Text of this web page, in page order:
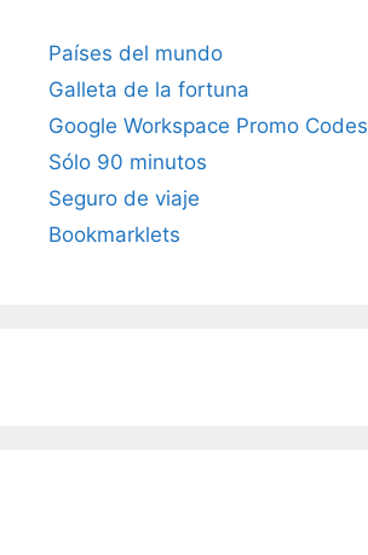
Países del mundo
Galleta de la fortuna
Google Workspace Promo Codes
Sólo 90 minutos
Seguro de viaje
Bookmarklets